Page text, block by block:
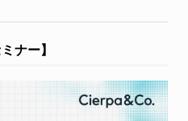
ナー】